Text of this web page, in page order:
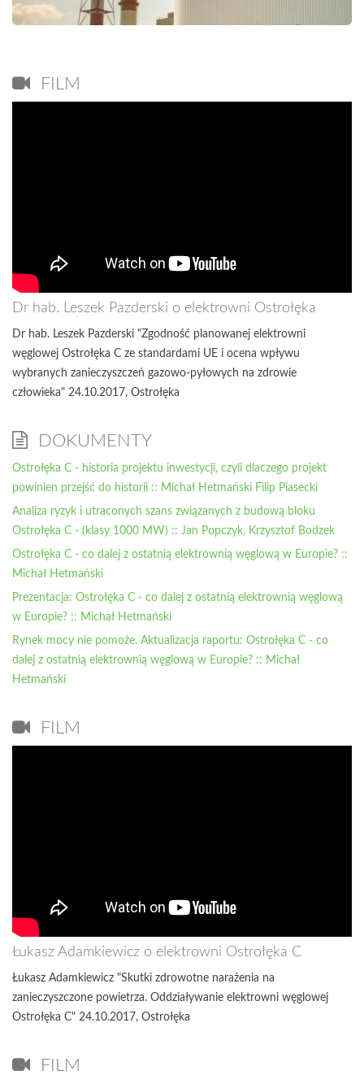
FILM
Dr hab. Leszek Pazderski o elektrowni Ostrołęka
Dr hab. Leszek Pazderski "Zgodność planowanej elektrowni
węglowej Ostrołęka C ze standardami UE i ocena wpływu
wybranych zanieczyszczeń gazowo-pyłowych na zdrowie
człowieka" 24.10.2017, Ostrołęka
DOKUMENTY
Ostrołęka C - historia projektu inwestycji, czyli dlaczego projekt
powinien przejść do historii :: Michał Hetmański Filip Piasecki
Analiza ryzyk i utraconych szans związanych z budową bloku
Ostrołęka C - (klasy 1000 MW) :: Jan Popczyk, Krzysztof Bodzek
Ostrołęka C - co dalej z ostatnią elektrownią węglową w Europie? ::
Michał Hetmański
Prezentacja: Ostrołęka C - co dalej z ostatnią elektrownią węglową
w Europie? :: Michał Hetmański
Rynek mocy nie pomoże. Aktualizacja raportu: Ostrołęka C - co
dalej z ostatnią elektrownią węglową w Europie? :: Michał
Hetmański
FILM
Łukasz Adamkiewicz o elektrowni Ostrołęka C
Łukasz Adamkiewicz "Skutki zdrowotne narażenia na
zanieczyszczone powietrza. Oddziaływanie elektrowni węglowej
Ostrołęka C" 24.10.2017, Ostrołęka
FILM